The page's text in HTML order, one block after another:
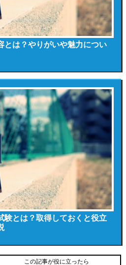
とは？やりがいや魅力につい
験とは？取得しておくと役立
この記事が役に立ったら